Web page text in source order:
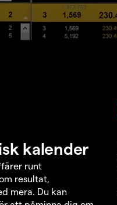
kalender
runt
resultat,
mera. Du kan